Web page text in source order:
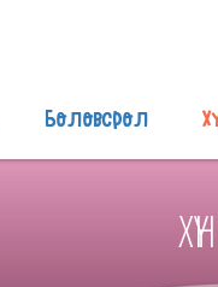
Боловсрол